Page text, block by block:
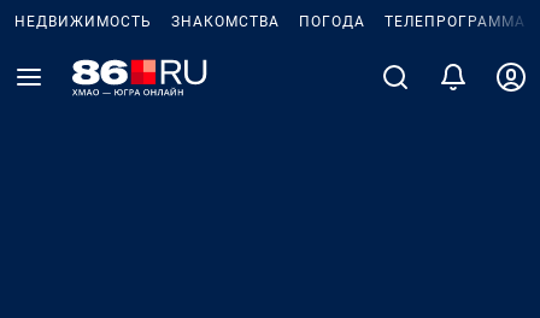
НЕДВИЖИМОСТЬ ЗНАКОМСТВА ПОГОДА ТЕЛЕПРОГРАММА